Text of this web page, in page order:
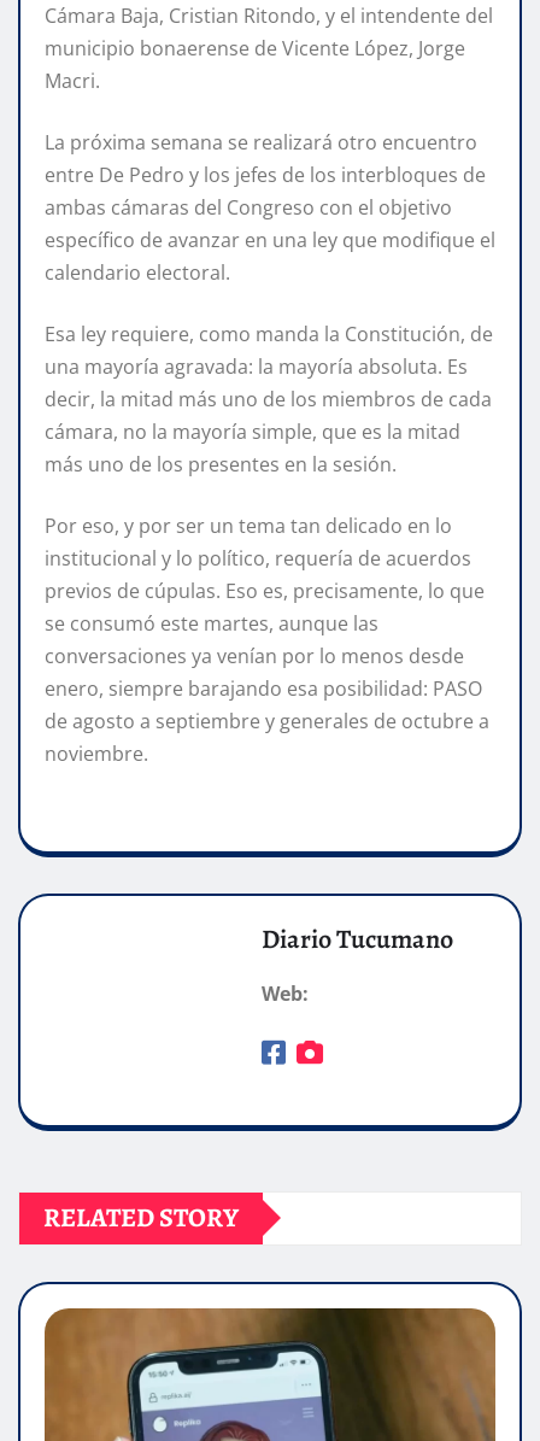
Cámara Baja, Cristian Ritondo, y el intendente del
municipio bonaerense de Vicente López, Jorge
Macri.
La próxima semana se realizará otro encuentro
entre De Pedro y los jefes de los interbloques de
ambas cámaras del Congreso con el objetivo
específico de avanzar en una ley que modifique el
calendario electoral.
Esa ley requiere, como manda la Constitución, de
una mayoría agravada: la mayoría absoluta. Es
decir, la mitad más uno de los miembros de cada
cámara, no la mayoría simple, que es la mitad
más uno de los presentes en la sesión.
Por eso, y por ser un tema tan delicado en lo
institucional y lo político, requería de acuerdos
previos de cúpulas. Eso es, precisamente, lo que
se consumó este martes, aunque las
conversaciones ya venían por lo menos desde
enero, siempre barajando esa posibilidad: PASO
de agosto a septiembre y generales de octubre a
noviembre.
Diario Tucumano
Web:
RELATED STORY